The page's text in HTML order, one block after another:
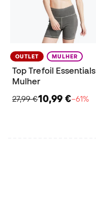
OUTLET MULHER
Top Trefoil Essentials
Mulher
27,99 €10,99 €−61%